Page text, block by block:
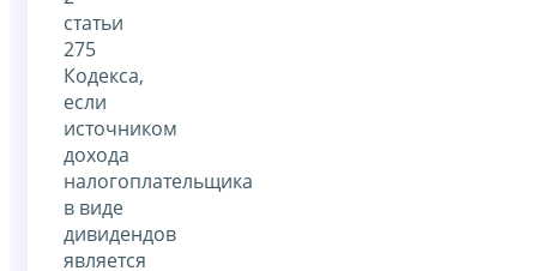
статьи
275
Кодекса,
если
источником
дохода
налогоплательщика
в виде
дивидендов
является